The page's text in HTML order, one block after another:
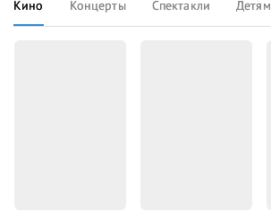
Кино Концерты Спектакли Детям